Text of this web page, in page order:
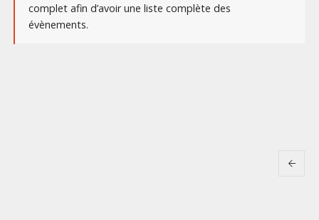
complet afin d’avoir une liste complète des
évènements.